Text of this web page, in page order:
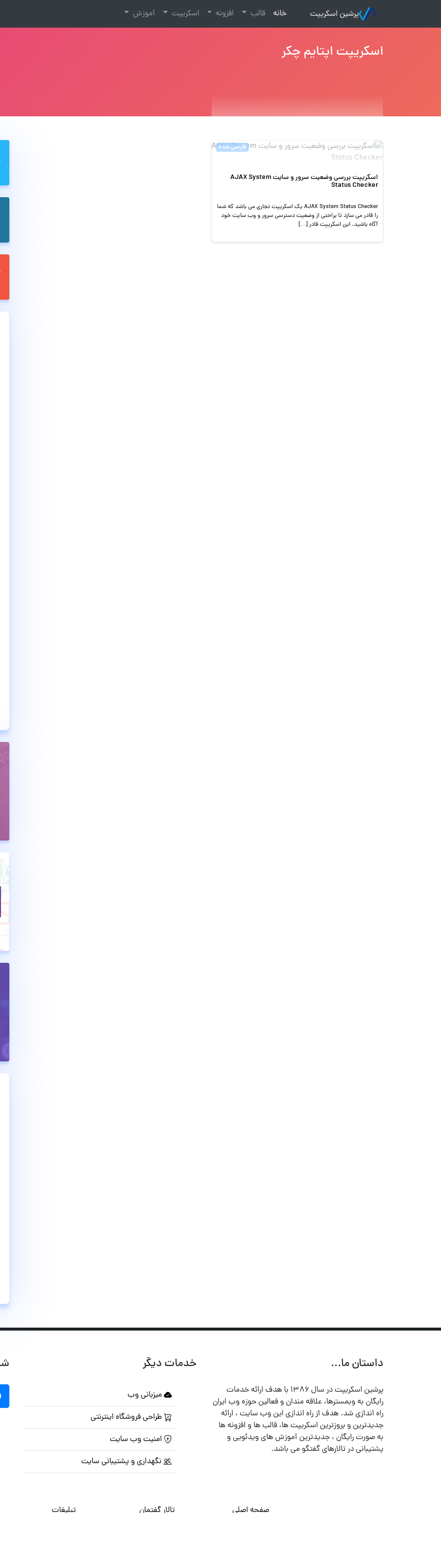
پرشین اسکریپت خانه
(current) قالب افزونه اسکریپت آموزش
اسکریپت اپتایم چکر
فارسی شده
اسکریپت بررسی وضعیت سرور و سایت AJAX System
Status Checker
AJAX System Status Checker یک اسکریپت تجاری می باشد که شما
را قادر می سازد تا براحتی از وضعیت دسترسی سرور و وب سایت خود
آگاه باشید. این اسکریپت قادر […]
داستان ما...
پرشین اسکریپت در سال ۱۳۸۶ با هدف ارائه خدمات
رایگان به وبمسترها، علاقه مندان و فعالین حوزه وب ایران
راه اندازی شد. هدف از راه اندازی این وب سایت ، ارائه
جدیدترین و بروزترین اسکریپت ها، قالب ها و افزونه ها
به صورت رایگان ، جدیدترین آموزش های ویدئویی و
پشتیبانی در تالارهای گفتگو می باشد.
خدمات دیگر
میزبانی وب
طراحی فروشگاه اینترنتی
امنیت وب سایت
نگهداری و پشتیبانی سایت
صفحه اصلی تالار گفتمان تبلیغات